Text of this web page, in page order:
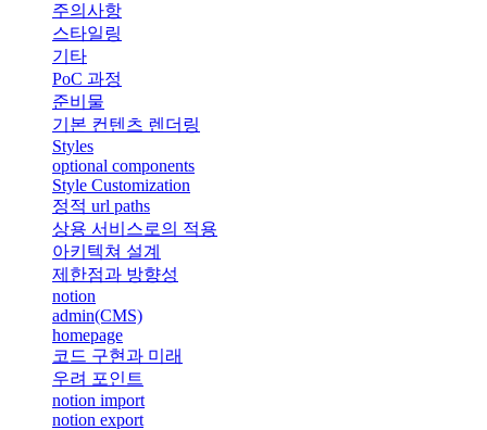
주의사항
스타일링
기타
PoC 과정
준비물
기본 컨텐츠 렌더링
Styles
optional components
Style Customization
정적 url paths
상용 서비스로의 적용
아키텍쳐 설계
제한점과 방향성
notion
admin(CMS)
homepage
코드 구현과 미래
우려 포인트
notion import
notion export